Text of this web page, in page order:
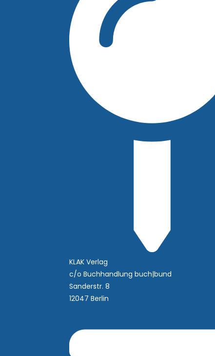
KLAK Verlag
c/o Buchhandlung buch|bund
Sanderstr. 8
12047 Berlin